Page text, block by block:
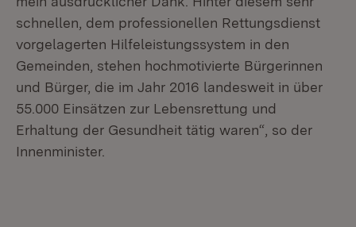
schnellen, dem professionellen Rettungsdienst
vorgelagerten Hilfeleistungssystem in den
Gemeinden, stehen hochmotivierte Bürgerinnen
und Bürger, die im Jahr 2016 landesweit in über
55.000 Einsätzen zur Lebensrettung und
Erhaltung der Gesundheit tätig waren“, so der
Innenminister.